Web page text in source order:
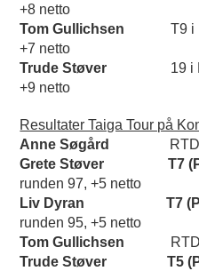
+8 netto
Tom Gullichsen T9 i
+7 netto
Trude Støver 19 i
+9 netto
Resultater Taiga Tour på
Anne Søgård
RTD i
Grete Støver
T7
runden 97, +5 netto
Liv Dyran
T7
runden 95, +5 netto
Tom Gullichsen RTD i
Trude Støver
T5